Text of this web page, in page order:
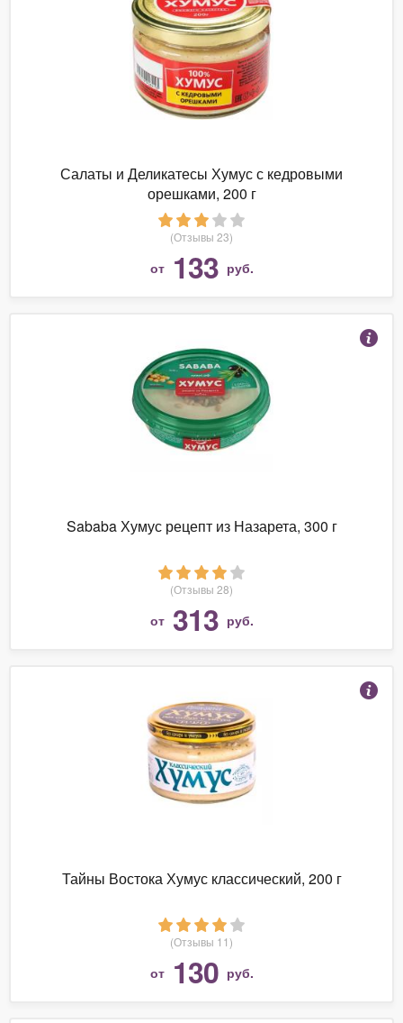
Салаты и Деликатесы Хумус с кедровыми
орешками, 200 г
(Отзывы 23)
от 133 руб.
Sababa Хумус рецепт из Назарета, 300 г
(Отзывы 28)
от 313 руб.
Тайны Востока Хумус классический, 200 г
(Отзывы 11)
от 130 руб.